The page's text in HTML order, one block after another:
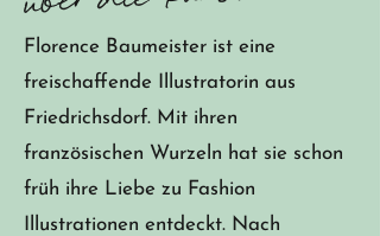
Florence Baumeister ist eine
freischaffende Illustratorin aus
Friedrichsdorf. Mit ihren
französischen Wurzeln hat sie schon
früh ihre Liebe zu Fashion
Illustrationen entdeckt. Nach